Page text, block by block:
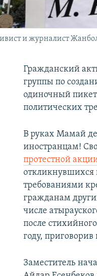
и журналист
Гражданский
группы по
одиночный
политических
В руках Мамай
иностранцам!
протестной
откликнувшихся
требованиями
гражданам
числе
после
году,
Заместитель